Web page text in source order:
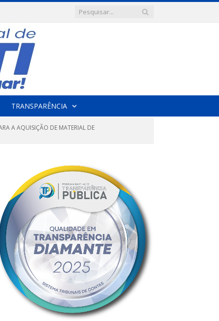
TRANSPARÊNCIA
A AQUISIÇÃO DE MATERIAL DE